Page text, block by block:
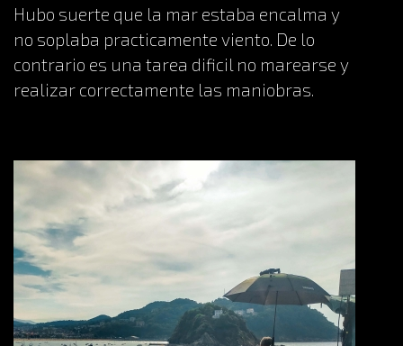
Hubo suerte que la mar estaba encalma y
no soplaba practicamente viento. De lo
contrario es una tarea dificil no marearse y
realizar correctamente las maniobras.